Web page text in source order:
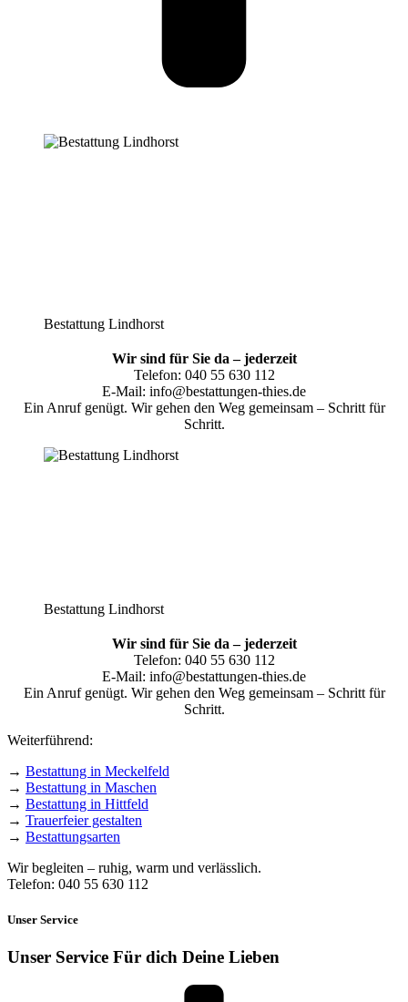
Bestattung Lindhorst
Wir sind für Sie da – jederzeit
Telefon: 040 55 630 112
E-Mail: info@bestattungen-thies.de
Ein Anruf genügt. Wir gehen den Weg gemeinsam – Schritt für
Schritt.
Bestattung Lindhorst
Wir sind für Sie da – jederzeit
Telefon: 040 55 630 112
E-Mail: info@bestattungen-thies.de
Ein Anruf genügt. Wir gehen den Weg gemeinsam – Schritt für
Schritt.
Weiterführend:
→ Bestattung in Meckelfeld
→ Bestattung in Maschen
→ Bestattung in Hittfeld
→ Trauerfeier gestalten
→ Bestattungsarten
Wir begleiten – ruhig, warm und verlässlich.
Telefon: 040 55 630 112
Unser Service
Unser Service Für dich Deine Lieben